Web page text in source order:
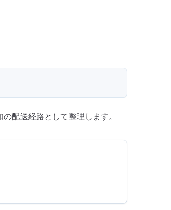
ル
を
る
配送経路として整理します。